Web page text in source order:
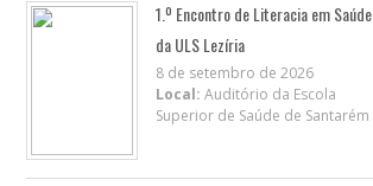
1.º Encontro de Literacia em Saúde
da ULS Lezíria
8 de setembro de 2026
Local: Auditório da Escola
Superior de Saúde de Santarém